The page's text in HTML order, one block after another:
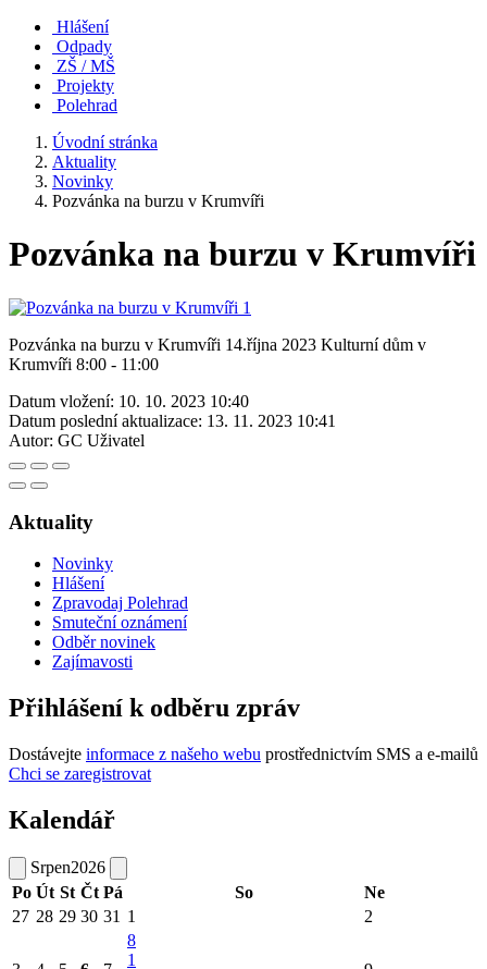
Hlášení
Odpady
ZŠ / MŠ
Projekty
Polehrad
Úvodní stránka
Aktuality
Novinky
Pozvánka na burzu v Krumvíři
Pozvánka na burzu v Krumvíři
Pozvánka na burzu v Krumvíři 14.října 2023 Kulturní dům v
Krumvíři 8:00 - 11:00
Datum vložení: 10. 10. 2023 10:40
Datum poslední aktualizace: 13. 11. 2023 10:41
Autor: GC Uživatel
Aktuality
Novinky
Hlášení
Zpravodaj Polehrad
Smuteční oznámení
Odběr novinek
Zajímavosti
Přihlášení k odběru zpráv
Dostávejte informace z našeho webu prostřednictvím SMS a e-mailů
Chci se zaregistrovat
Kalendář
Srpen2026
Po Út St Čt Pá So
Ne
27 28 29 30 31 1 2
8
1